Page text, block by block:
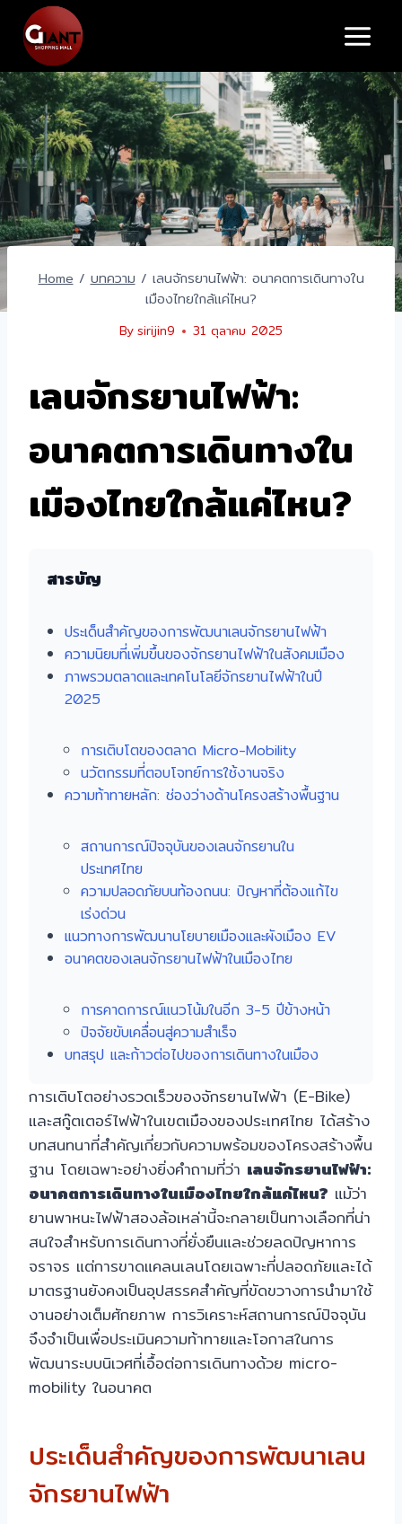
content
Home / บทความ / เลนจักรยานไฟฟ้า: อนาคตการเดินทางใน
เมืองไทยใกล้แค่ไหน?
Bysirijin9 31 ตุลาคม 2025
เลนจักรยานไฟฟ้า:
อนาคตการเดินทางใน
เมืองไทยใกล้แค่ไหน?
สารบัญ
ประเด็นสำคัญของการพัฒนาเลนจักรยานไฟฟ้า
ความนิยมที่เพิ่มขึ้นของจักรยานไฟฟ้าในสังคมเมือง
ภาพรวมตลาดและเทคโนโลยีจักรยานไฟฟ้าในปี
2025
การเติบโตของตลาด Micro-Mobility
นวัตกรรมที่ตอบโจทย์การใช้งานจริง
ความท้าทายหลัก: ช่องว่างด้านโครงสร้างพื้นฐาน
สถานการณ์ปัจจุบันของเลนจักรยานใน
ประเทศไทย
ความปลอดภัยบนท้องถนน: ปัญหาที่ต้องแก้ไข
เร่งด่วน
แนวทางการพัฒนานโยบายเมืองและผังเมือง EV
อนาคตของเลนจักรยานไฟฟ้าในเมืองไทย
การคาดการณ์แนวโน้มในอีก 3-5 ปีข้างหน้า
ปัจจัยขับเคลื่อนสู่ความสำเร็จ
บทสรุป และก้าวต่อไปของการเดินทางในเมือง
การเติบโตอย่างรวดเร็วของจักรยานไฟฟ้า (E-Bike)
และสกู๊ตเตอร์ไฟฟ้าในเขตเมืองของประเทศไทย ได้สร้าง
บทสนทนาที่สำคัญเกี่ยวกับความพร้อมของโครงสร้างพื้น
ฐาน โดยเฉพาะอย่างยิ่งคำถามที่ว่า เลนจักรยานไฟฟ้า:
อนาคตการเดินทางในเมืองไทยใกล้แค่ไหน? แม้ว่า
ยานพาหนะไฟฟ้าสองล้อเหล่านี้จะกลายเป็นทางเลือกที่น่า
สนใจสำหรับการเดินทางที่ยั่งยืนและช่วยลดปัญหาการ
จราจร แต่การขาดแคลนเลนโดยเฉพาะที่ปลอดภัยและได้
มาตรฐานยังคงเป็นอุปสรรคสำคัญที่ขัดขวางการนำมาใช้
งานอย่างเต็มศักยภาพ การวิเคราะห์สถานการณ์ปัจจุบัน
จึงจำเป็นเพื่อประเมินความท้าทายและโอกาสในการ
พัฒนาระบบนิเวศที่เอื้อต่อการเดินทางด้วย micro-
mobility ในอนาคต
ประเด็นสำคัญของการพัฒนาเลน
จักรยานไฟฟ้า